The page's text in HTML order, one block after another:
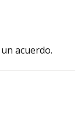
acuerdo.